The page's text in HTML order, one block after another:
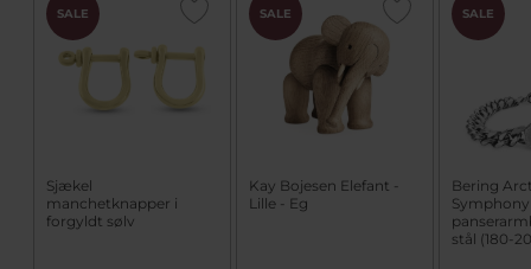
SALE
Sjækel
manchetknapper i
forgyldt sølv
SALE
Kay Bojesen Elefant -
Lille - Eg
SALE
Bering
Symphony
stål (180-